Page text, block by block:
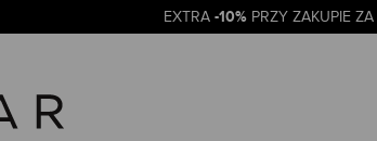
EXTRA -10% PRZY ZAKUPIE